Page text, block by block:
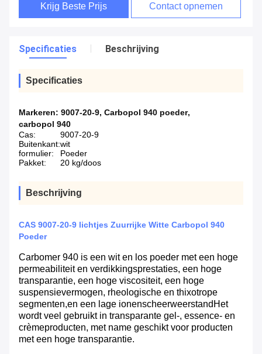
Krijg Beste Prijs Contact opnemen
Specificaties Beschrijving
Specificaties
Markeren: 9007-20-9, Carbopol 940 poeder,
carbopol 940
Cas:
9007-20-9
Buitenkant:wit
formulier:
Poeder
Pakket:
20 kg/doos
Beschrijving
CAS 9007-20-9 lichtjes Zuurrijke Witte Carbopol 940
Poeder
Carbomer 940 is een wit en los poeder met een hoge
permeabiliteit en verdikkingsprestaties, een hoge
transparantie, een hoge viscositeit, een hoge
suspensievermogen, rheologische en thixotrope
segmenten,en een lage ionenscheerweerstandHet
wordt veel gebruikt in transparante gel-, essence- en
crèmeproducten, met name geschikt voor producten
met een hoge transparantie.